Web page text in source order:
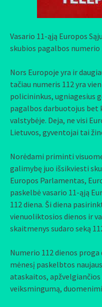
Vasario 11-ąją Europos
skubios pagalbos numerio
Nors Europoje yra ir
tačiau numeris 112 yra
policininkus, ugniagesius
pagalbos darbuotojus bet
valstybėje. Deja, ne visi
Lietuvos, gyventojai tai
Norėdami priminti
galimybę juo išsikviesti
Europos Parlamentas,
paskelbė vasario 11-ąją
112 diena. Ši diena
vienuoliktosios dienos ir
skaitmenys sudaro seką
Numerio 112 dienos
mėnesį paskelbtos
ataskaitos,
veiksmingumą,